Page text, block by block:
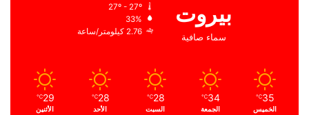
بيروت
سماء صافية
33%
2.76 كيلومتر/ساعة
35
℃
الخميس
34
℃
الجمعة
28
℃
السبت
28
℃
الأحد
29
℃
الأثنين